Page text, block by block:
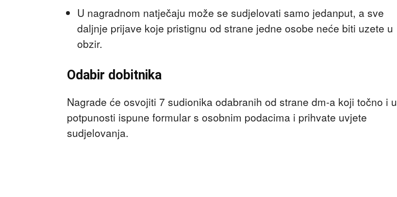
U nagradnom natječaju može se sudjelovati samo jedanput, a sve
daljnje prijave koje pristignu od strane jedne osobe neće biti uzete u
obzir.
Odabir dobitnika
Nagrade će osvojiti 7 sudionika odabranih od strane dm-a koji točno i u
potpunosti ispune formular s osobnim podacima i prihvate uvjete
sudjelovanja.